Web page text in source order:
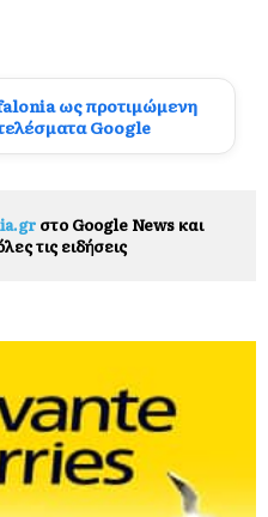
ως προτιμώμενη
Google
στο Google News και
τις ειδήσεις